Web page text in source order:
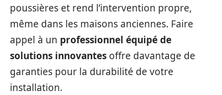
poussières et rend l’intervention propre,
même dans les maisons anciennes. Faire
appel à un professionnel équipé de
solutions innovantes offre davantage de
garanties pour la durabilité de votre
installation.